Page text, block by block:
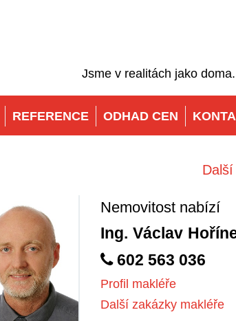
Jsme v realitách jako doma.
REFERENCE ODHAD CEN
Ing. Václav
602 563 036
Profil makléře
Další zakázky makléře